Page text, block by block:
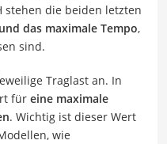
stehen die beiden letzten
das maximale Tempo,
sind.
Traglast an. In
für eine maximale
. Wichtig ist dieser Wert
wie